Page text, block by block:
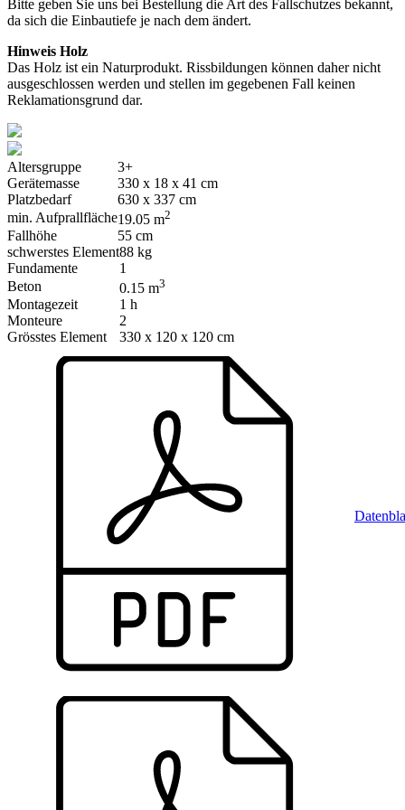
Bitte geben Sie uns bei Bestellung die Art des Fallschutzes bekannt,
da sich die Einbautiefe je nach dem ändert.
Hinweis Holz
Das Holz ist ein Naturprodukt. Rissbildungen können daher nicht
ausgeschlossen werden und stellen im gegebenen Fall keinen
Reklamationsgrund dar.
Altersgruppe
3+
Gerätemasse
330 x 18 x 41 cm
Platzbedarf
630 x 337 cm
min. Aufprallfläche19.05 m2
Fallhöhe
55 cm
schwerstes Element88 kg
Fundamente
1
Beton
0.15 m3
Montagezeit
1 h
Monteure
2
Grösstes Element
330 x 120 x 120 cm